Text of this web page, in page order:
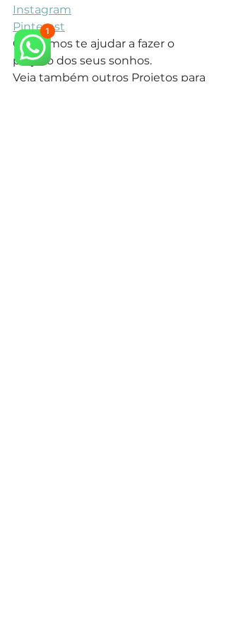
Instagram
Pinterest
Queremos te ajudar a fazer o
projeto dos seus sonhos.
Veja também outros Projetos para